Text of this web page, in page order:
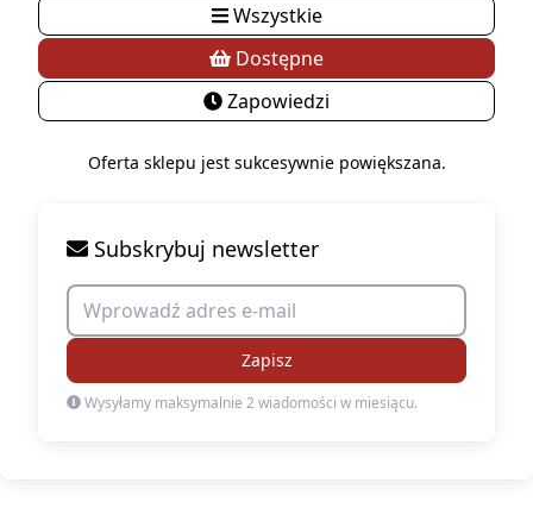
Wszystkie
Dostępne
Zapowiedzi
Oferta sklepu jest sukcesywnie powiększana.
Subskrybuj newsletter
Zapisz
Wysyłamy maksymalnie 2 wiadomości w miesiącu.